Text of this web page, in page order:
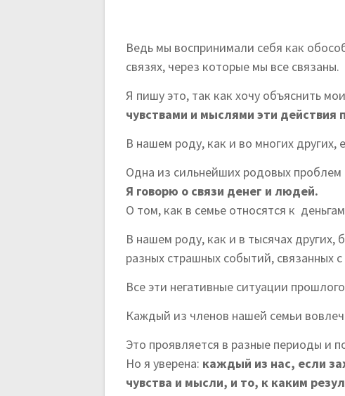
Ведь мы воспринимали себя как
связях, через которые мы все связаны.
Я пишу это, так как хочу объяснить
чувствами и мыслями эти действия
В нашем роду, как и во многих других,
Одна из сильнейших родовых проблем
Я говорю о связи денег и людей.
О том, как в семье относятся к
В нашем роду, как и в тысячах
разных страшных событий, связанных
Все эти негативные ситуации
Каждый из членов нашей семьи
Это проявляется в разные периоды и
Но я уверена: каждый из нас, если
чувства и мысли, и то, к каким